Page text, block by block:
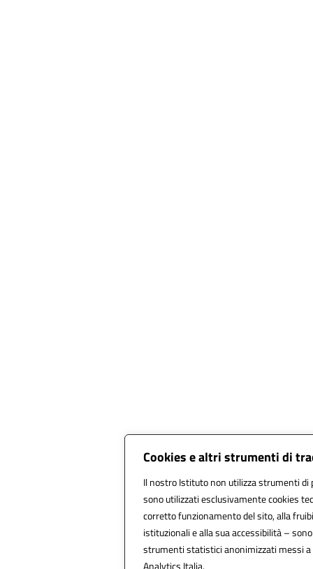
Cookies e altri strumenti di
Il nostro Istituto non utilizza strumenti di
sono utilizzati esclusivamente cookies
corretto funzionamento del sito, alla
istituzionali e alla sua accessibilità –
strumenti statistici anonimizzati messi a
Analytics Italia.